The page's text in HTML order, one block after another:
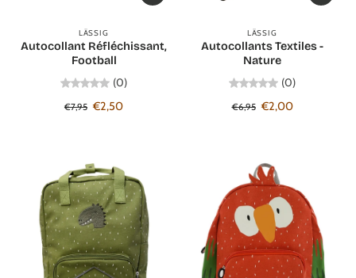
LÄSSIG
Autocollant Réfléchissant,
Football
(0)
€7,95 €2,50
LÄSSIG
Autocollants Textiles -
Nature
(0)
€6,95 €2,00